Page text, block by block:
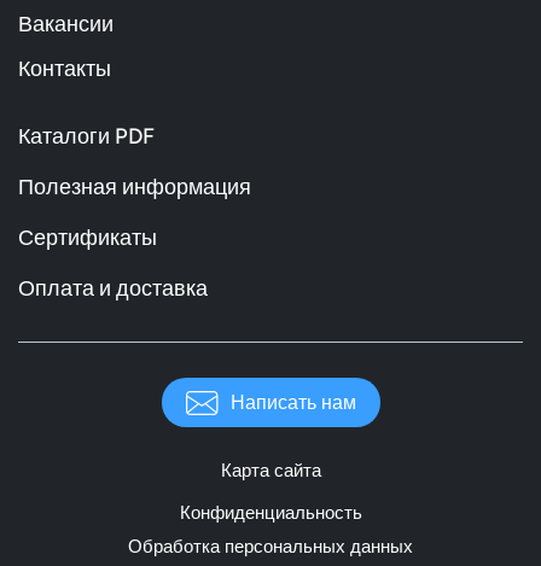
Вакансии
Контакты
Каталоги PDF
Полезная информация
Сертификаты
Оплата и доставка
Написать нам
Карта сайта
Конфиденциальность
Обработка персональных данных